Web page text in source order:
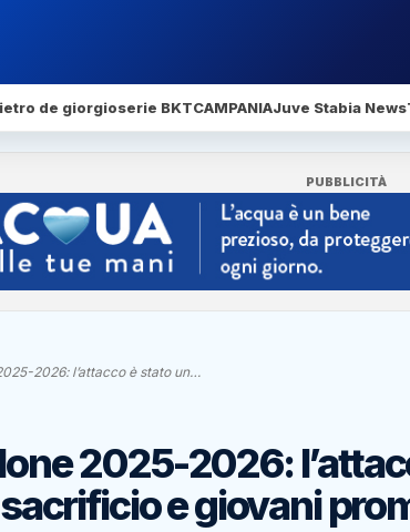
de giorgioserie BKTCAMPANIAJuve Stabia News
PUBBLICITÀ
2026: l’attacco è stato un…
2025-2026:
e giovani